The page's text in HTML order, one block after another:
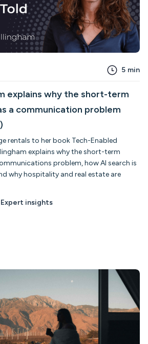
5 min
explains why the short-term
a communication problem
rentals to her book Tech-Enabled
explains why the short-term
problem, how AI search is
why hospitality and real estate are
Expert insights